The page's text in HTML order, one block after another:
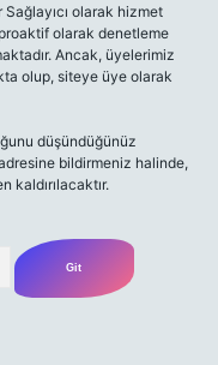
Sağlayıcı olarak hizmet
olarak denetleme
Ancak, üyelerimiz
olup, siteye üye olarak
düşündüğünüz
bildirmeniz halinde,
kaldırılacaktır.